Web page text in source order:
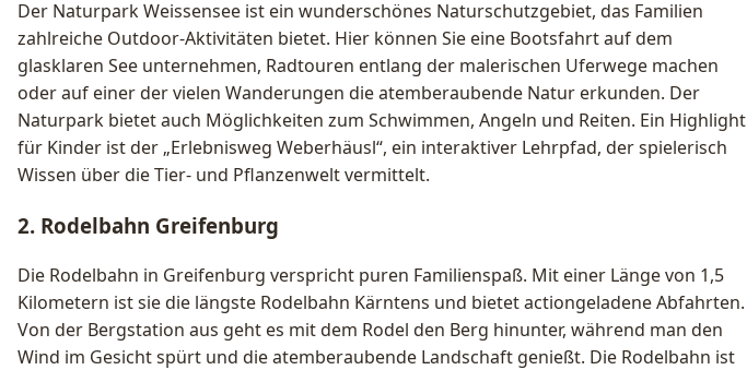
Der Naturpark Weissensee ist ein wunderschönes Naturschutzgebiet, das Familien
zahlreiche Outdoor-Aktivitäten bietet. Hier können Sie eine Bootsfahrt auf dem
glasklaren See unternehmen, Radtouren entlang der malerischen Uferwege machen
oder auf einer der vielen Wanderungen die atemberaubende Natur erkunden. Der
Naturpark bietet auch Möglichkeiten zum Schwimmen, Angeln und Reiten. Ein Highlight
für Kinder ist der „Erlebnisweg Weberhäusl“, ein interaktiver Lehrpfad, der spielerisch
Wissen über die Tier- und Pflanzenwelt vermittelt.
2. Rodelbahn Greifenburg
Die Rodelbahn in Greifenburg verspricht puren Familienspaß. Mit einer Länge von 1,5
Kilometern ist sie die längste Rodelbahn Kärntens und bietet actiongeladene Abfahrten.
Von der Bergstation aus geht es mit dem Rodel den Berg hinunter, während man den
Wind im Gesicht spürt und die atemberaubende Landschaft genießt. Die Rodelbahn ist